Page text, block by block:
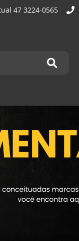
47 3224-0565